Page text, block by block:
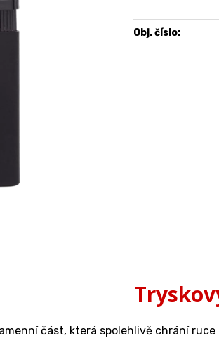
Obj. číslo:
část, která spolehlivě chrání